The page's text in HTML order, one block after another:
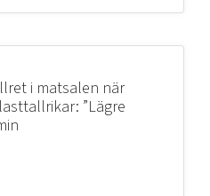
i matsalen när
”Lägre